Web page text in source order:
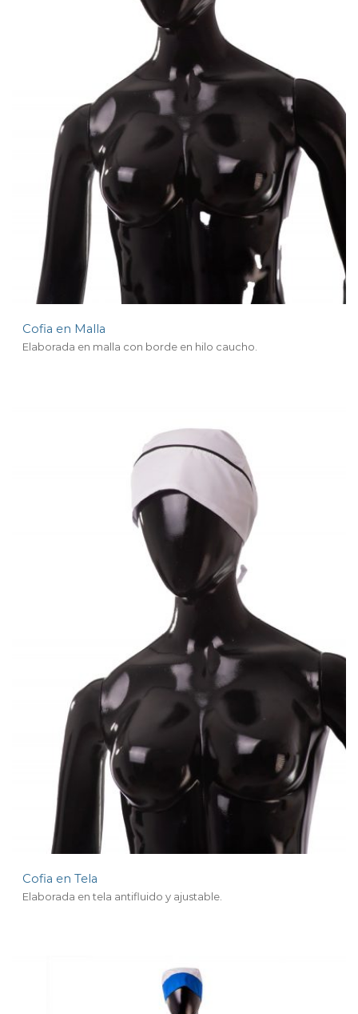
Cofia en Malla
Elaborada en malla con borde en hilo caucho.
Cofia en Tela
Elaborada en tela antifluido y ajustable.